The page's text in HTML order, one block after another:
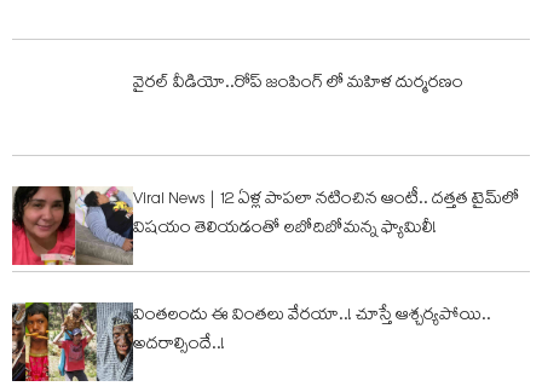
వైరల్ వీడియో..రోప్ జంపింగ్ లో మహిళ దుర్మరణం
Viral News | 12 ఏళ్ల పాపలా నటించిన ఆంటీ.. దత్తత టైమ్‌లో
విషయం తెలియడంతో లబోదిబోమన్న ఫ్యామిలీ!
వింత‌లందు ఈ వింత‌లు వేరయా..! చూస్తే ఆశ్చ‌ర్య‌పోయి..
అద‌రాల్సిందే..!